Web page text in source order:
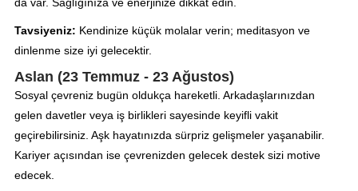
da var. Sağlığınıza ve enerjinize dikkat edin.
Tavsiyeniz: Kendinize küçük molalar verin; meditasyon ve
dinlenme size iyi gelecektir.
Aslan (23 Temmuz - 23 Ağustos)
Sosyal çevreniz bugün oldukça hareketli. Arkadaşlarınızdan
gelen davetler veya iş birlikleri sayesinde keyifli vakit
geçirebilirsiniz. Aşk hayatınızda sürpriz gelişmeler yaşanabilir.
Kariyer açısından ise çevrenizden gelecek destek sizi motive
edecek.